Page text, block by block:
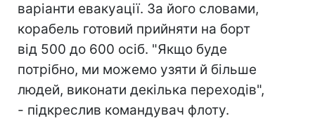
варіанти евакуації. За його словами,
корабель готовий прийняти на борт
від 500 до 600 осіб. "Якщо буде
потрібно, ми можемо узяти й більше
людей, виконати декілька переходів",
- підкреслив командувач флоту.